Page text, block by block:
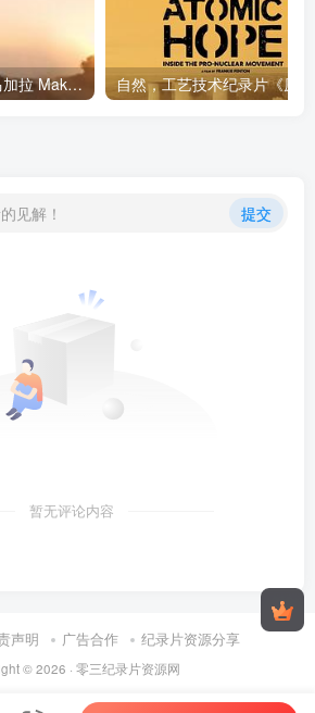
社会生活纪录片《马加拉 Makala》下载
见解！ 提交
暂无评论内容
声明 广告合作 纪录片资源分享
© 2026 · 零三纪录片资源网